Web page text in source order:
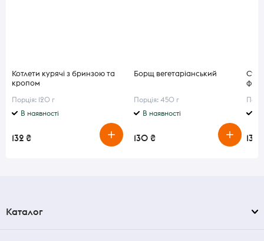
Котлети курячі з бринзою та
кропом
Порція: 120 г
В наявності
132 ₴
Борщ вегетаріанський
Порція: 450 г
В наявності
130 ₴
Суп
130
Каталог